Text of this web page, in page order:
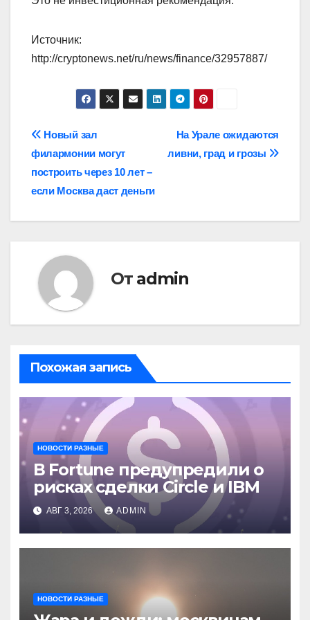
Источник:
http://cryptonews.net/ru/news/finance/32957887/
Навигация
по
записям
На Урале ожидаются
ливни, град и грозы
Новый зал
филармонии могут
построить через 10 лет –
если Москва даст деньги
От admin
Похожая запись
НОВОСТИ РАЗНЫЕ
В Fortune предупредили о
рисках сделки Circle и IBM
АВГ 3, 2026 ADMIN
НОВОСТИ РАЗНЫЕ